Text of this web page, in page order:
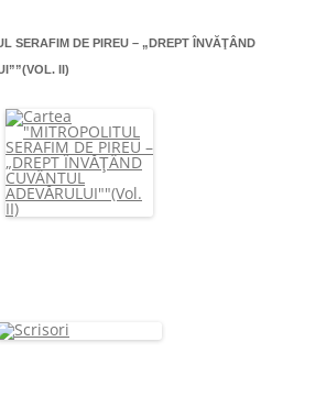
SERAFIM DE PIREU – „DREPT ÎNVĂŢÂND
II)